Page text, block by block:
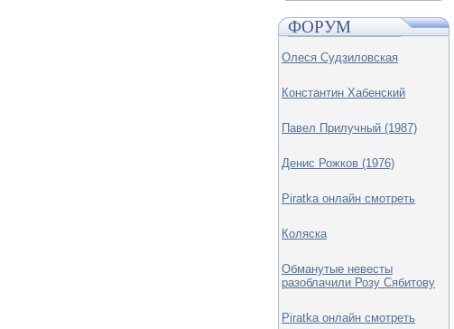
ФОРУМ
Олеся Судзиловская
Константин Хабенский
Павел Прилучный (1987)
Денис Рожков (1976)
Piratka онлайн смотреть
Коляска
Обманутые невесты
разоблачили Розу Сябитову
Piratka онлайн смотреть